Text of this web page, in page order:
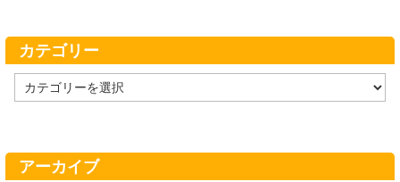
カテゴリー
テ
ー
アーカイブ